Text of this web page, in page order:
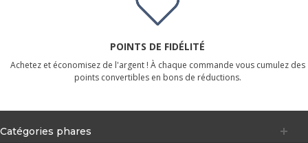
POINTS DE FIDÉLITÉ
Achetez et économisez de l'argent ! À chaque commande vous cumulez des
points convertibles en bons de réductions.
Catégories phares